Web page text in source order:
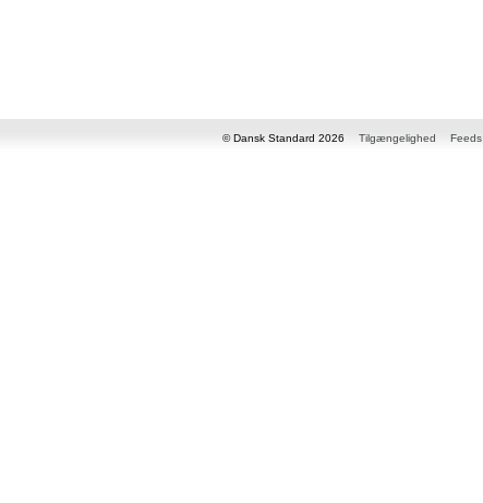
© Dansk Standard 2026 Tilgængelighed Feeds